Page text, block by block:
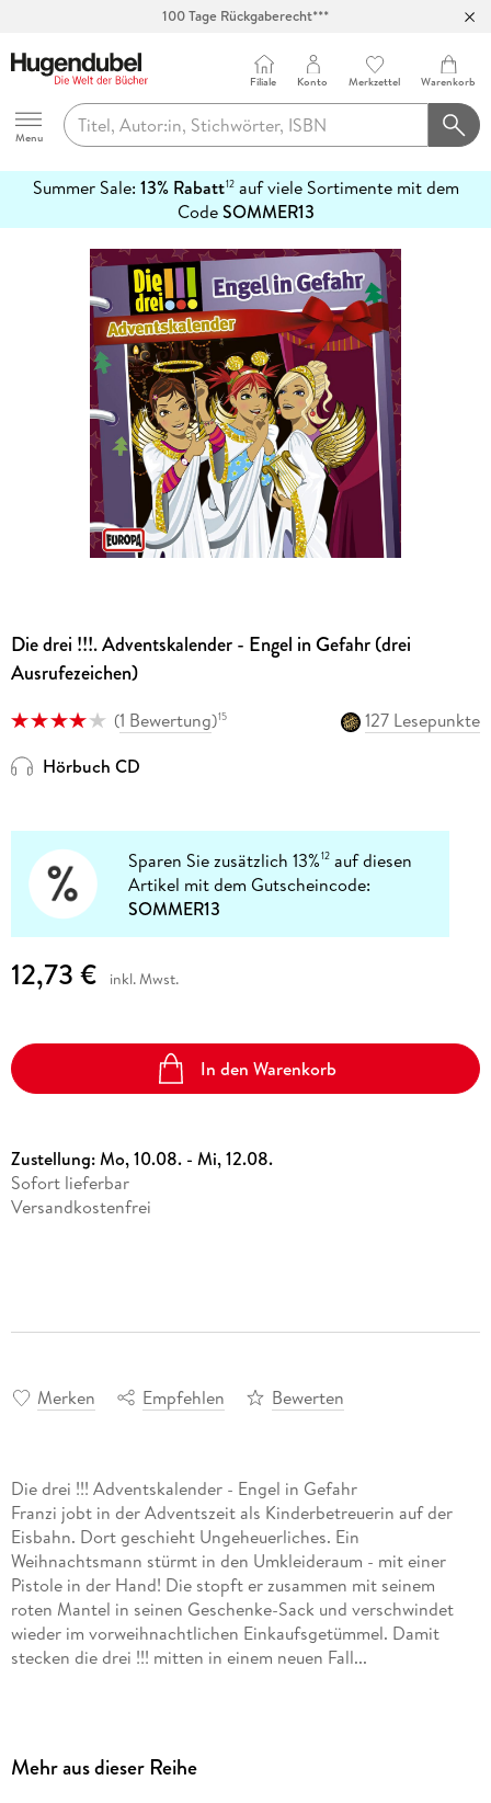
Hugendubel
Menu
Filiale Konto Merkzettel Warenkorb
Summer Sale: 13% Rabatt12auf viele Sortimente mit dem
CodeSOMMER13
erfahren
Die drei !!!. Adventskalender - Engel in Gefahr (drei
Ausrufezeichen)
(1 Bewertung)15
127 Lesepunkte
Hörbuch CD
Sparen Sie zusätzlich 13%12 auf diesen
Artikel mit dem Gutscheincode:
SOMMER13
12,73 € inkl. Mwst.
In den Warenkorb
Zustellung:Mo, 10.08. - Mi, 12.08.
Sofort lieferbar
Versandkostenfrei
Merken Empfehlen Bewerten
Die drei !!! Adventskalender - Engel in Gefahr
Franzi jobt in der Adventszeit als Kinderbetreuerin auf der
Eisbahn. Dort geschieht Ungeheuerliches. Ein
Weihnachtsmann stürmt in den Umkleideraum - mit einer
Pistole in der Hand! Die stopft er zusammen mit seinem
roten Mantel in seinen Geschenke-Sack und verschwindet
wieder im vorweihnachtlichen Einkaufsgetümmel. Damit
stecken die drei !!! mitten in einem neuen Fall...
Inhaltsverzeichnis
Trackliste
Mehr aus dieser Reihe